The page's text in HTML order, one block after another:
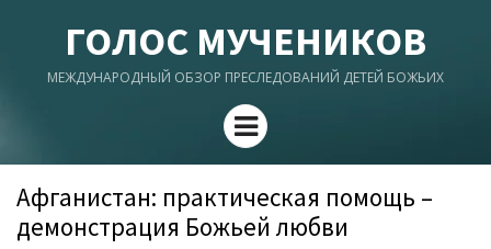
ГОЛОС МУЧЕНИКОВ
МЕЖДУНАРОДНЫЙ ОБЗОР ПРЕСЛЕДОВАНИЙ ДЕТЕЙ БОЖЬИХ
Menu
Афганистан: практическая помощь –
демонстрация Божьей любви